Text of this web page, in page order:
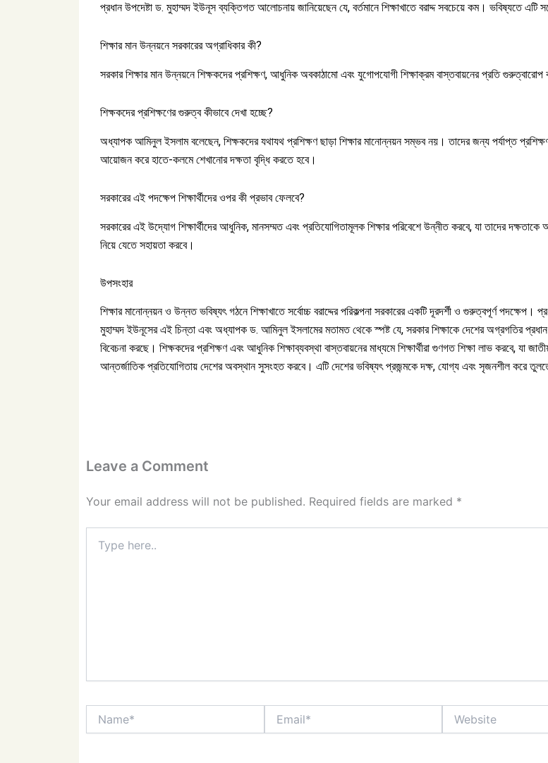
প্রধান উপদেষ্টা ড. মুহাম্মদ ইউনূস ব্যক্তিগত আলোচনায় জানিয়েছেন যে, বর্তমানে শিক্ষাখাতে বরাদ্দ সবচেয়ে কম। ভবিষ্যতে এটি
শিক্ষার মান উন্নয়নে সরকারের অগ্রাধিকার কী?
সরকার শিক্ষার মান উন্নয়নে শিক্ষকদের প্রশিক্ষণ, আধুনিক অবকাঠামো এবং যুগোপযোগী শিক্ষাক্রম বাস্তবায়নের প্রতি গুরুত্বারোপ
শিক্ষকদের প্রশিক্ষণের গুরুত্ব কীভাবে দেখা হচ্ছে?
অধ্যাপক আমিনুল ইসলাম বলেছেন, শিক্ষকদের যথাযথ প্রশিক্ষণ ছাড়া শিক্ষার মানোন্নয়ন সম্ভব নয়। তাদের জন্য পর্যাপ্ত প্রশিক্ষণ
আয়োজন করে হাতে-কলমে শেখানোর দক্ষতা বৃদ্ধি করতে হবে।
সরকারের এই পদক্ষেপ শিক্ষার্থীদের ওপর কী প্রভাব ফেলবে?
সরকারের এই উদ্যোগ শিক্ষার্থীদের আধুনিক, মানসম্মত এবং প্রতিযোগিতামূলক শিক্ষার পরিবেশে উন্নীত করবে, যা তাদের দক্ষতাকে
নিয়ে যেতে সহায়তা করবে।
উপসংহার
শিক্ষার মানোন্নয়ন ও উন্নত ভবিষ্যৎ গঠনে শিক্ষাখাতে সর্বোচ্চ বরাদ্দের পরিকল্পনা সরকারের একটি দূরদর্শী ও গুরুত্বপূর্ণ পদক্ষেপ।
মুহাম্মদ ইউনূসের এই চিন্তা এবং অধ্যাপক ড. আমিনুল ইসলামের মতামত থেকে স্পষ্ট যে, সরকার শিক্ষাকে দেশের অগ্রগতির প্রধান
বিবেচনা করছে। শিক্ষকদের প্রশিক্ষণ এবং আধুনিক শিক্ষাব্যবস্থা বাস্তবায়নের মাধ্যমে শিক্ষার্থীরা গুণগত শিক্ষা লাভ করবে, যা
আন্তর্জাতিক প্রতিযোগিতায় দেশের অবস্থান সুসংহত করবে। এটি দেশের ভবিষ্যৎ প্রজন্মকে দক্ষ, যোগ্য এবং সৃজনশীল করে
Leave a Comment
Your email address will not be published. Required fields are marked *
here..